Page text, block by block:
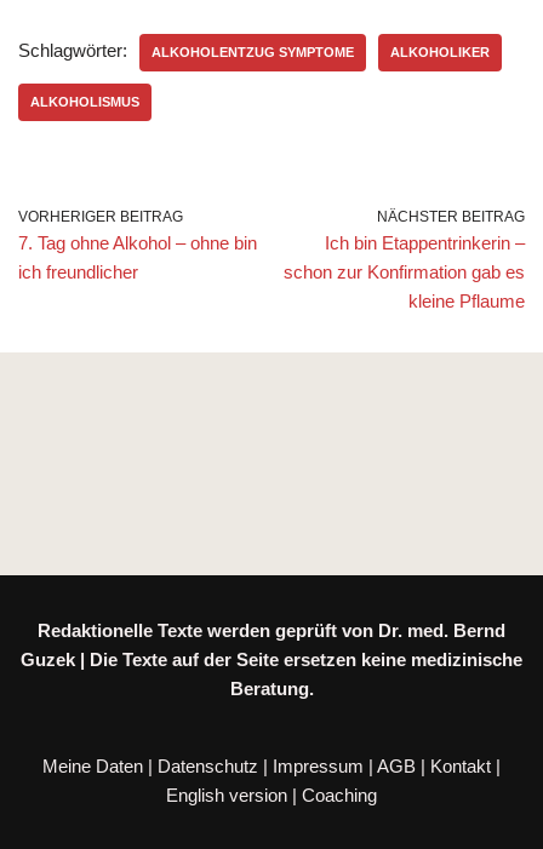
Schlagwörter: ALKOHOLENTZUG SYMPTOME ALKOHOLIKER
ALKOHOLISMUS
VORHERIGER BEITRAG
7. Tag ohne Alkohol – ohne bin
ich freundlicher
NÄCHSTER BEITRAG
Ich bin Etappentrinkerin –
schon zur Konfirmation gab es
kleine Pflaume
Redaktionelle Texte werden geprüft von Dr. med. Bernd
Guzek | Die Texte auf der Seite ersetzen keine medizinische
Beratung.
Meine Daten | Datenschutz | Impressum | AGB | Kontakt |
English version | Coaching